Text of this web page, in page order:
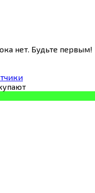
нет. Будьте первым!